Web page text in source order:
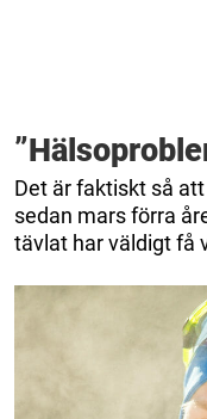
Det är faktiskt så
sedan mars förra
tävlat har väldigt få